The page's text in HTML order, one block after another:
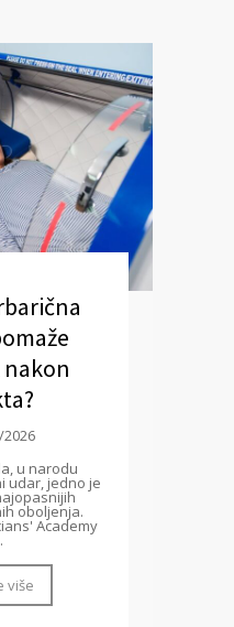
u narodu
udar, jedno je
oboljenja.
Academy
više